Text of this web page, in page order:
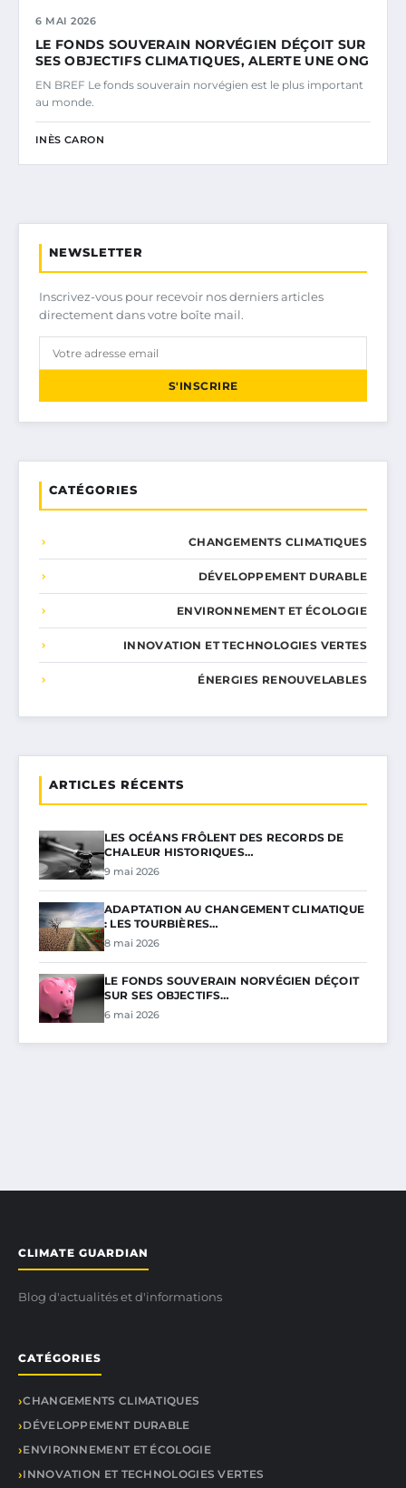
6 MAI 2026
LE FONDS SOUVERAIN NORVÉGIEN DÉÇOIT SUR
SES OBJECTIFS CLIMATIQUES, ALERTE UNE ONG
EN BREF Le fonds souverain norvégien est le plus important
au monde.
INÈS CARON
NEWSLETTER
Inscrivez-vous pour recevoir nos derniers articles
directement dans votre boîte mail.
S'INSCRIRE
CATÉGORIES
CHANGEMENTS CLIMATIQUES
DÉVELOPPEMENT DURABLE
ENVIRONNEMENT ET ÉCOLOGIE
INNOVATION ET TECHNOLOGIES VERTES
ÉNERGIES RENOUVELABLES
ARTICLES RÉCENTS
LES OCÉANS FRÔLENT DES RECORDS DE
CHALEUR HISTORIQUES…
9 mai 2026
ADAPTATION AU CHANGEMENT CLIMATIQUE
: LES TOURBIÈRES…
8 mai 2026
LE FONDS SOUVERAIN NORVÉGIEN DÉÇOIT
SUR SES OBJECTIFS…
6 mai 2026
CLIMATE GUARDIAN
Blog d'actualités et d'informations
CATÉGORIES
CHANGEMENTS CLIMATIQUES
DÉVELOPPEMENT DURABLE
ENVIRONNEMENT ET ÉCOLOGIE
INNOVATION ET TECHNOLOGIES VERTES